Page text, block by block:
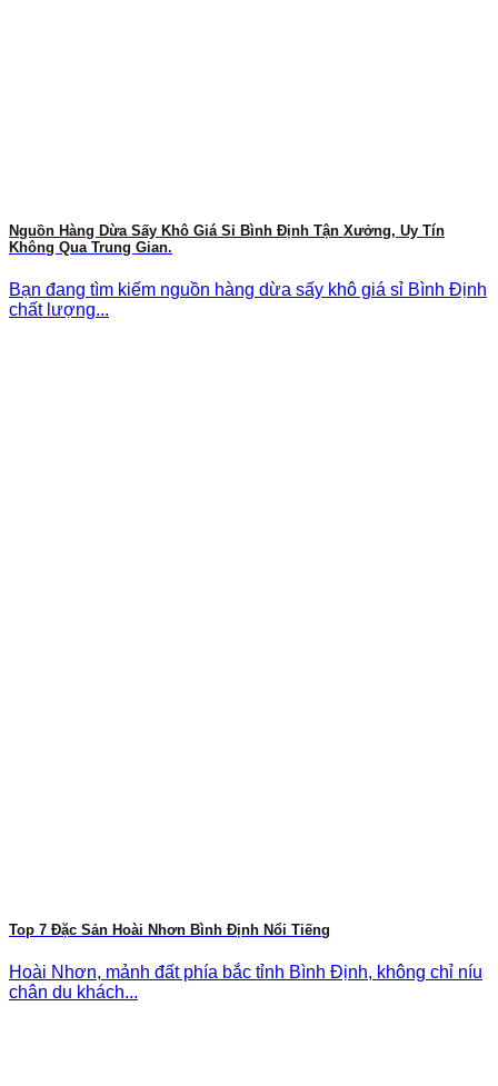
Nguồn Hàng Dừa Sấy Khô Giá Sỉ Bình Định Tận Xưởng, Uy Tín
Không Qua Trung Gian.
Bạn đang tìm kiếm nguồn hàng dừa sấy khô giá sỉ Bình Định
chất lượng...
Top 7 Đặc Sản Hoài Nhơn Bình Định Nổi Tiếng
Hoài Nhơn, mảnh đất phía bắc tỉnh Bình Định, không chỉ níu
chân du khách...